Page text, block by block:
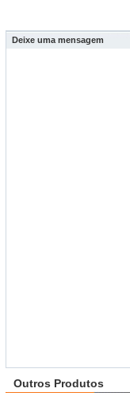
Deixe uma mensagem
Outros Produtos